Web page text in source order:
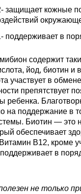
защищает кожные
поддерживает в
содержит
йод, биотин и
участвует в
препятствует
ребенка.
на поддержание в
Биотин — это
обеспечивает
В12, кроме
в
не только